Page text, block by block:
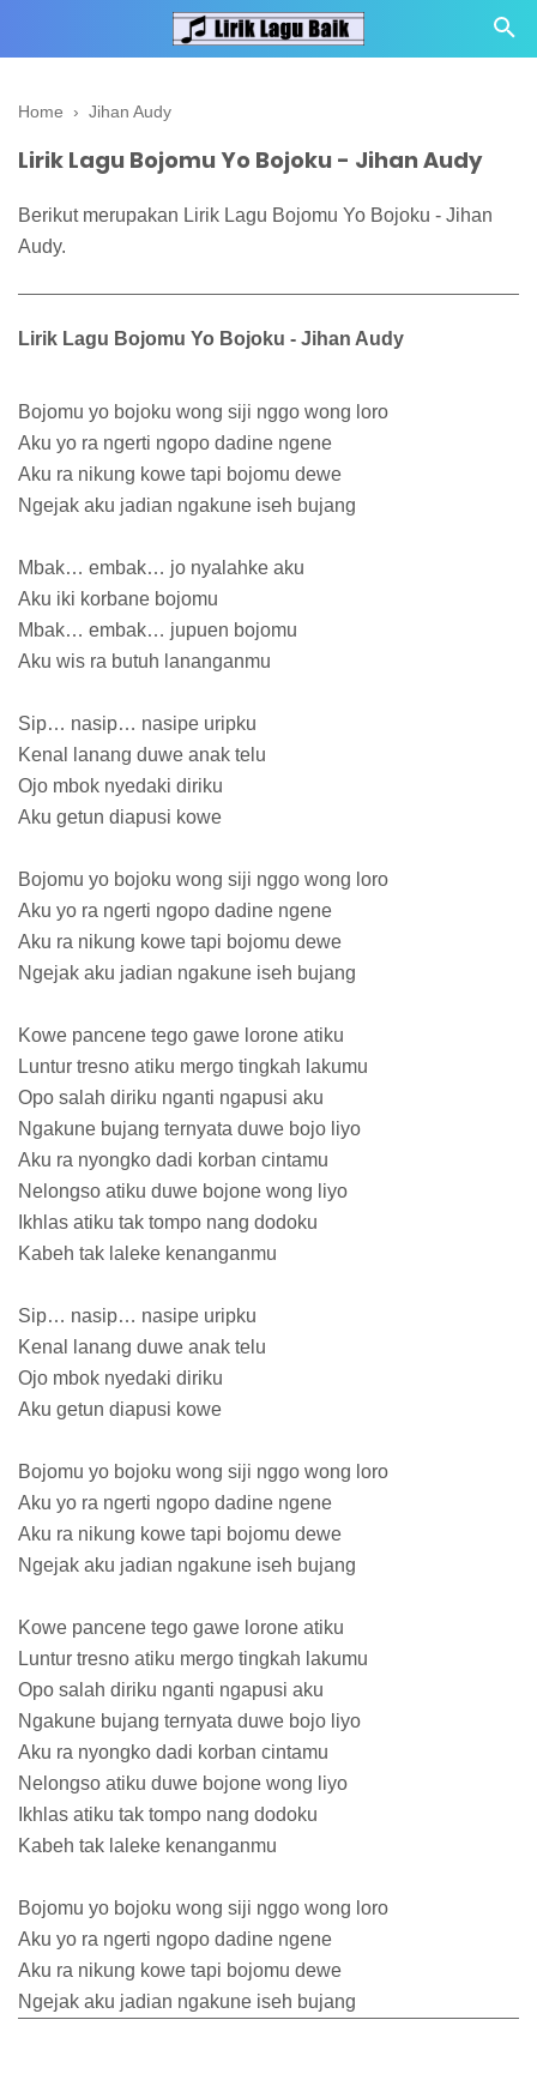
Home › Jihan Audy
Lirik Lagu Bojomu Yo Bojoku - Jihan Audy
Berikut merupakan Lirik Lagu Bojomu Yo Bojoku - Jihan
Audy.
Lirik Lagu Bojomu Yo Bojoku - Jihan Audy
Bojomu yo bojoku wong siji nggo wong loro
Aku yo ra ngerti ngopo dadine ngene
Aku ra nikung kowe tapi bojomu dewe
Ngejak aku jadian ngakune iseh bujang
Mbak… embak… jo nyalahke aku
Aku iki korbane bojomu
Mbak… embak… jupuen bojomu
Aku wis ra butuh lananganmu
Sip… nasip… nasipe uripku
Kenal lanang duwe anak telu
Ojo mbok nyedaki diriku
Aku getun diapusi kowe
Bojomu yo bojoku wong siji nggo wong loro
Aku yo ra ngerti ngopo dadine ngene
Aku ra nikung kowe tapi bojomu dewe
Ngejak aku jadian ngakune iseh bujang
Kowe pancene tego gawe lorone atiku
Luntur tresno atiku mergo tingkah lakumu
Opo salah diriku nganti ngapusi aku
Ngakune bujang ternyata duwe bojo liyo
Aku ra nyongko dadi korban cintamu
Nelongso atiku duwe bojone wong liyo
Ikhlas atiku tak tompo nang dodoku
Kabeh tak laleke kenanganmu
Sip… nasip… nasipe uripku
Kenal lanang duwe anak telu
Ojo mbok nyedaki diriku
Aku getun diapusi kowe
Bojomu yo bojoku wong siji nggo wong loro
Aku yo ra ngerti ngopo dadine ngene
Aku ra nikung kowe tapi bojomu dewe
Ngejak aku jadian ngakune iseh bujang
Kowe pancene tego gawe lorone atiku
Luntur tresno atiku mergo tingkah lakumu
Opo salah diriku nganti ngapusi aku
Ngakune bujang ternyata duwe bojo liyo
Aku ra nyongko dadi korban cintamu
Nelongso atiku duwe bojone wong liyo
Ikhlas atiku tak tompo nang dodoku
Kabeh tak laleke kenanganmu
Bojomu yo bojoku wong siji nggo wong loro
Aku yo ra ngerti ngopo dadine ngene
Aku ra nikung kowe tapi bojomu dewe
Ngejak aku jadian ngakune iseh bujang